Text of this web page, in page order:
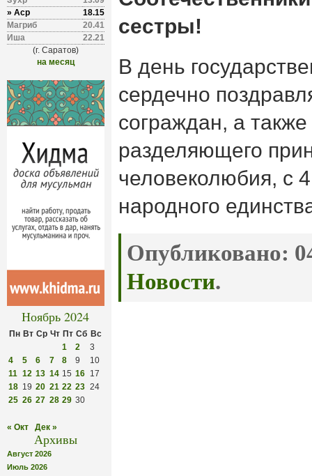
» Аср
18.15
Магриб
20.41
Иша
22.21
(г. Саратов)
на месяц
Ноябрь 2024
Пн Вт Ср Чт Пт Сб Вс
1
2
3
4
5 6 7 8 9
10
11 12 13 14 15 16 17
18 19 20 21 22 23 24
25 26 27 28 29 30
« Окт Дек »
Архивы
Август 2026
Июль 2026
сестры!
В день
сердечно
сограждан, а
разделяющего
человеколюбия, с
народного
Опубликовано:
Новости.